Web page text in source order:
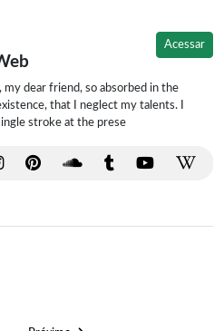
Acessar
my dear friend, so absorbed in the
that I neglect my talents. I
stroke at the prese